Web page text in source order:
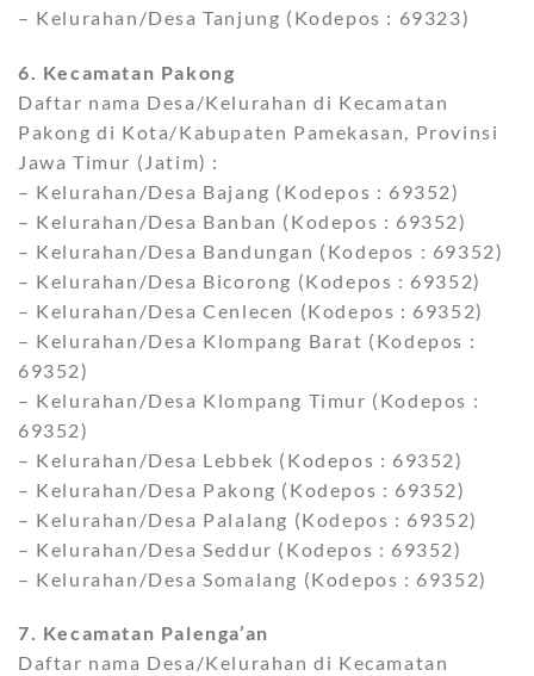
– Kelurahan/Desa Tanjung (Kodepos : 69323)
6. Kecamatan Pakong
Daftar nama Desa/Kelurahan di Kecamatan
Pakong di Kota/Kabupaten Pamekasan, Provinsi
Jawa Timur (Jatim) :
– Kelurahan/Desa Bajang (Kodepos : 69352)
– Kelurahan/Desa Banban (Kodepos : 69352)
– Kelurahan/Desa Bandungan (Kodepos : 69352)
– Kelurahan/Desa Bicorong (Kodepos : 69352)
– Kelurahan/Desa Cenlecen (Kodepos : 69352)
– Kelurahan/Desa Klompang Barat (Kodepos :
69352)
– Kelurahan/Desa Klompang Timur (Kodepos :
69352)
– Kelurahan/Desa Lebbek (Kodepos : 69352)
– Kelurahan/Desa Pakong (Kodepos : 69352)
– Kelurahan/Desa Palalang (Kodepos : 69352)
– Kelurahan/Desa Seddur (Kodepos : 69352)
– Kelurahan/Desa Somalang (Kodepos : 69352)
7. Kecamatan Palenga’an
Daftar nama Desa/Kelurahan di Kecamatan